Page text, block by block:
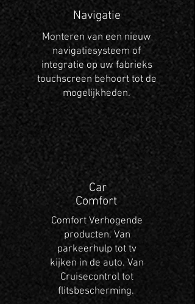
Navigatie
Monteren van een nieuw
navigatiesysteem of
integratie op uw fabrieks
touchscreen behoort tot de
mogelijkheden.
Car
Comfort
Comfort Verhogende
producten. Van
parkeerhulp tot tv
kijken in de auto. Van
Cruisecontrol tot
flitsbescherming.